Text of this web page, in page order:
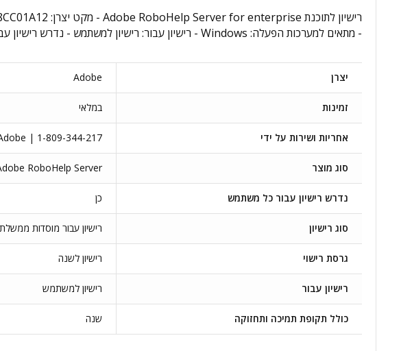
- מתאים למערכות הפעלה: Windows - רישיון עבור: רישיון למשתמש - נדרש רישיון עבור כל משתמש: כן - מידע נוסף:
יצרן Adobe
זמינות במלאי
אחריות ושירות על ידי | 1-809-344-217
סוג מוצר RoboHelp Server
נדרש רישיון עבור כל משתמש כן
סוג רישיון רישיון עבור מוסדות
גרסת רישוי רישיון לשנה
רישיון עבור רישיון למשתמש
כולל תקופת תמיכה ותחזוקה שנה